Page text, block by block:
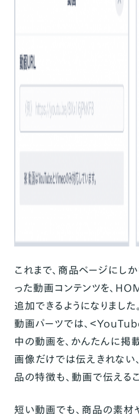
これまで、商品ページにし
った動画コンテンツを、
追加できるようになりました。
動画パーツでは、＜
中の動画を、かんたんに掲
画像だけでは伝えきれない
品の特徴も、動画で伝える
短い動画でも、商品の素材